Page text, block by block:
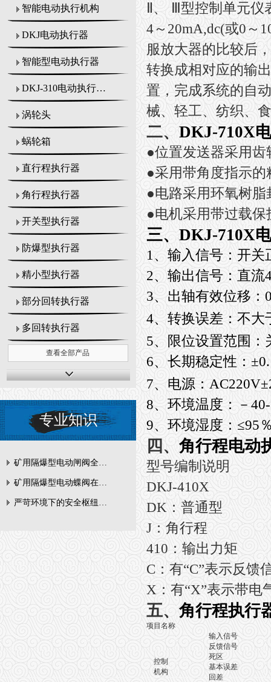
智能电动执行机构
DKJ电动执行器
智能型电动执行器
DKJ-310电动执行机构
涡轮头
蜗轮箱
直行程执行器
角行程执行器
开关型执行器
防爆型执行器
精小型执行器
部分回转执行器
多回转执行器
查看全部产品
专业知识
矿用隔爆型电动闸阀全周期维护与故障排查要点
矿用隔爆型电动蝶阀在瓦斯管道控制中的防爆设计与安全标准解析
严苛环境下的安全枢纽：矿用隔爆型电动闸阀的技术剖析
Ⅱ、
型控制单元仪
4～ 20mA,dc(或0～
服放大器的比较后
转换成相对应的输
置，完成系统的自
械、轻工、纺织、
二、DKJ-710X
●位置发送器采用
●采用带角度指示
●电路采用环氧树
●电机采用带过载
三、DKJ-710X
1、输入信号：开关
2、输出信号：直流
3、出轴有效位移：
4、转换误差：不大
5、限位设置范围：
6、长期稳定性：
7、电源：
8、环境温度：－
9、环境湿度：≤95
四、 角行程电动
型号编制说明
DKJ-410X
DK：普通型
J：角行程
410：输出力矩
C：有“C”表示反馈
X：有“X”表示带电
五、角行程执行
项目名称
控制
机构
输入信号
反馈信号
死区
基本误差
回差